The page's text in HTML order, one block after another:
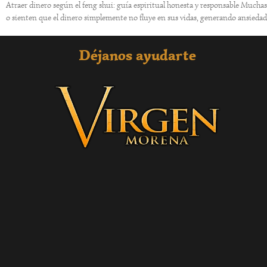
Atraer dinero según el feng shui: guía espiritual honesta y responsable
o sienten que el dinero simplemente no fluye en sus vidas, generando
Déjanos ayudarte